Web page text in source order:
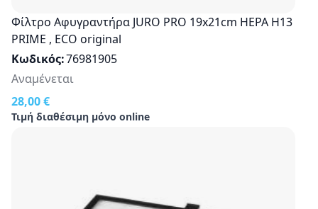
Φίλτρο Αφυγραντήρα JURO PRO 19x21cm HEPA H13
PRIME , ECO original
Κωδικός 76981905
28,00 €
Τιμή διαθέσιμη μόνο online
Αναμένεται